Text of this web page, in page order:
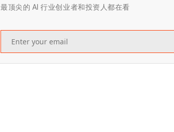
最顶尖的 AI 行业创业者和投资人都在看